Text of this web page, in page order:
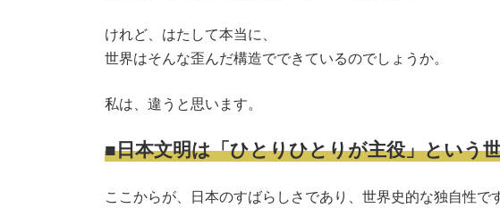
けれど、はたして本当に、
世界はそんな歪んだ構造でできているのでしょうか。
私は、違うと思います。
■日本文明は「ひとりひとりが主役」という
ここからが、日本のすばらしさであり、世界史的な独自性です